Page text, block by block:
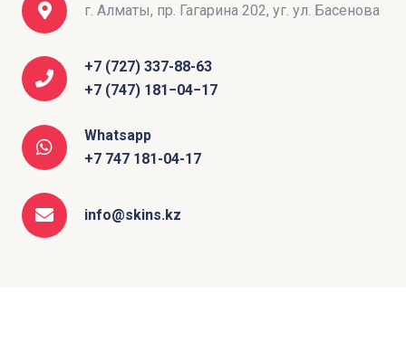
г. Алматы, пр. Гагарина 202, уг. ул. Басенова
+7 (727) 337-88-63
+7 (747) 181−04−17
Whatsapp
+7 747 181-04-17
info@skins.kz